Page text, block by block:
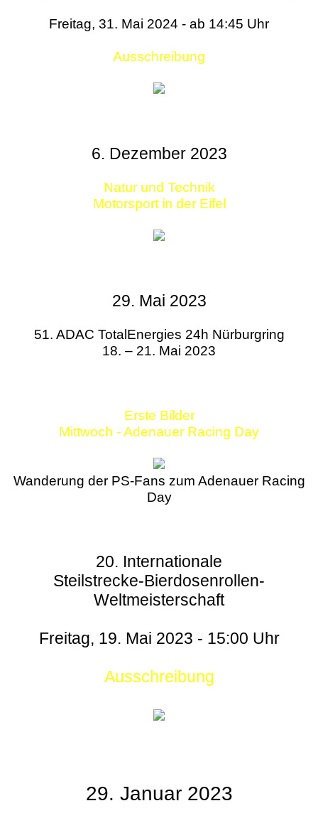
Freitag, 31. Mai 2024 - ab 14:45 Uhr
Ausschreibung
6. Dezember 2023
Natur und Technik
Motorsport in der Eifel
29. Mai 2023
51. ADAC TotalEnergies 24h Nürburgring
18. – 21. Mai 2023
Erste Bilder
Mittwoch - Adenauer Racing Day
Wanderung der PS-Fans zum Adenauer Racing
Day
20. Internationale
Steilstrecke-Bierdosenrollen-
Weltmeisterschaft
Freitag, 19. Mai 2023 - 15:00 Uhr
Ausschreibung
29. Januar 2023